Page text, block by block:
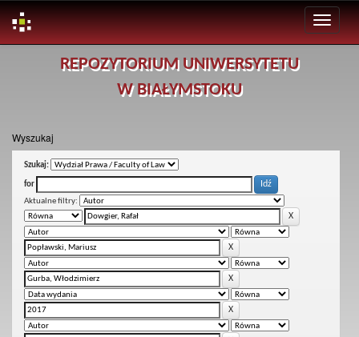
REPOZYTORIUM UNIWERSYTETU
W BIAŁYMSTOKU
Wyszukaj
Szukaj:
for
Aktualne filtry: